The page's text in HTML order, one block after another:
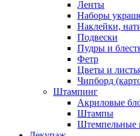
Ленты
Наборы
Наклейки,
Подвески
Пудры и
Фетр
Цветы и
Чипборд
Штампинг
Акриловые
Штампы
Штемпельные